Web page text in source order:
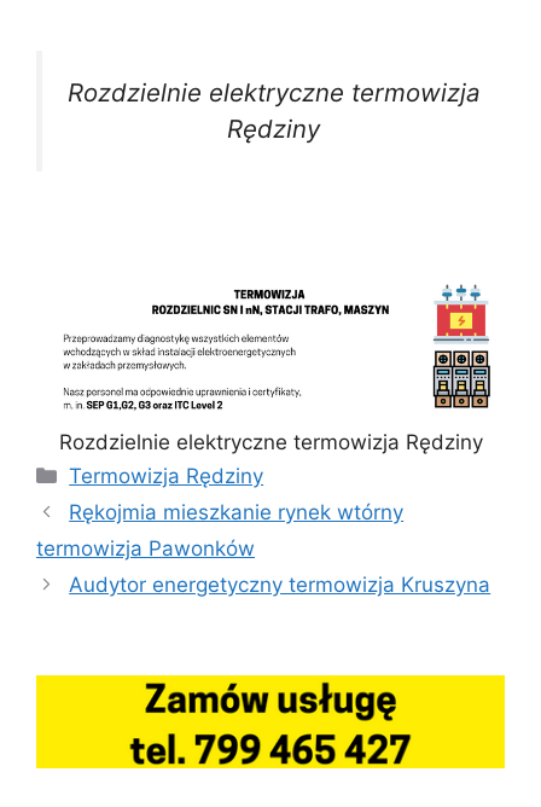
Rozdzielnie elektryczne termowizja
Rędziny
Rozdzielnie elektryczne termowizja Rędziny
Kategorie
Termowizja Rędziny
Rękojmia mieszkanie rynek wtórny
termowizja Pawonków
Audytor energetyczny termowizja Kruszyna